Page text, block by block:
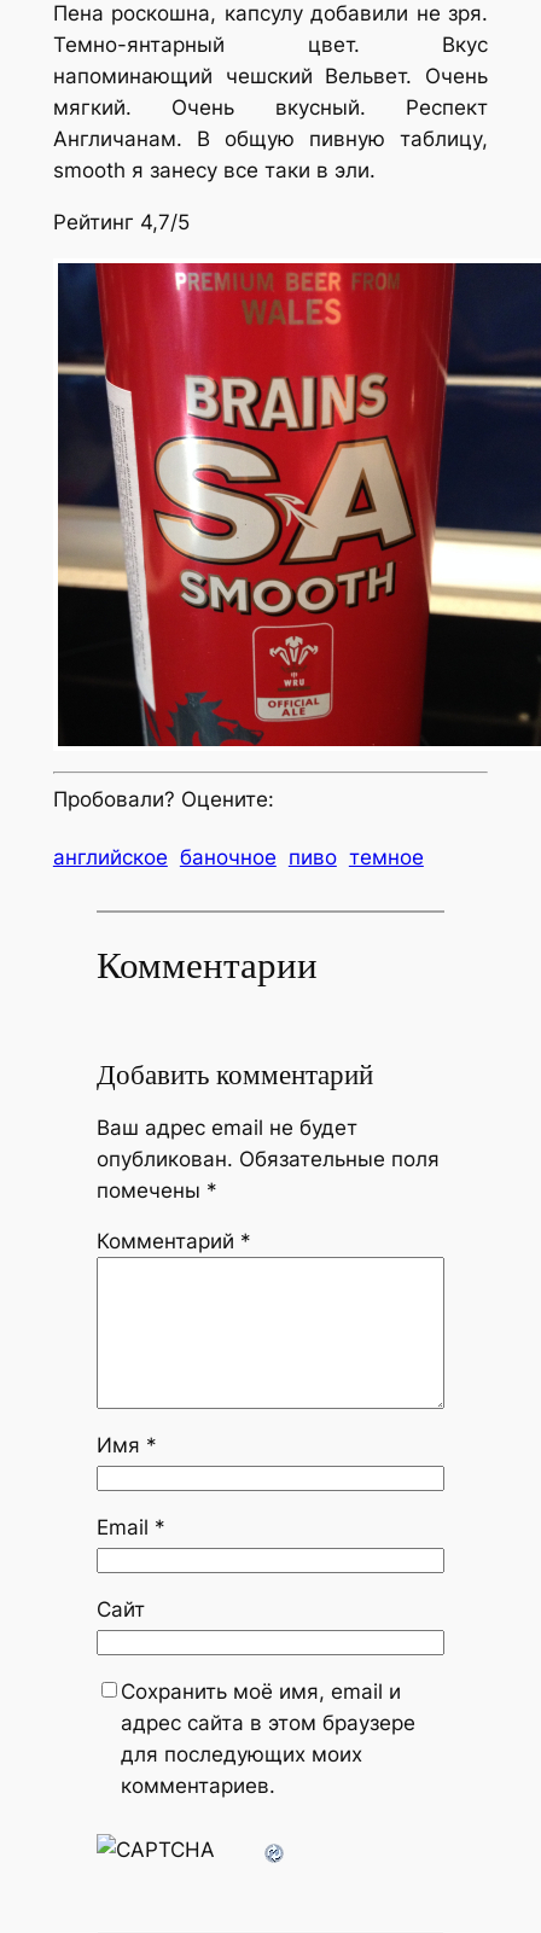
Пена роскошна, капсулу добавили не зря.
Темно-янтарный цвет. Вкус
напоминающий чешский Вельвет. Очень
мягкий. Очень вкусный. Респект
Англичанам. В общую пивную таблицу,
smooth я занесу все таки в эли.
Рейтинг 4,7/5
Пробовали? Оцените:
английское баночное пиво темное
Комментарии
Добавить комментарий
Ваш адрес email не будет
опубликован. Обязательные поля
помечены *
Комментарий *
Имя *
Email *
Сайт
Сохранить моё имя, email и
адрес сайта в этом браузере
для последующих моих
комментариев.